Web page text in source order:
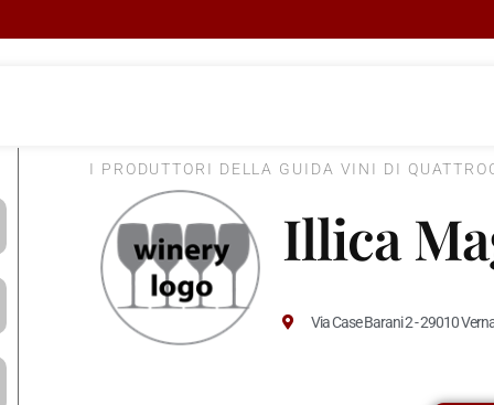
I PRODUTTORI DELLA GUIDA VINI DI
Illica
Via Case Barani 2 - 29010